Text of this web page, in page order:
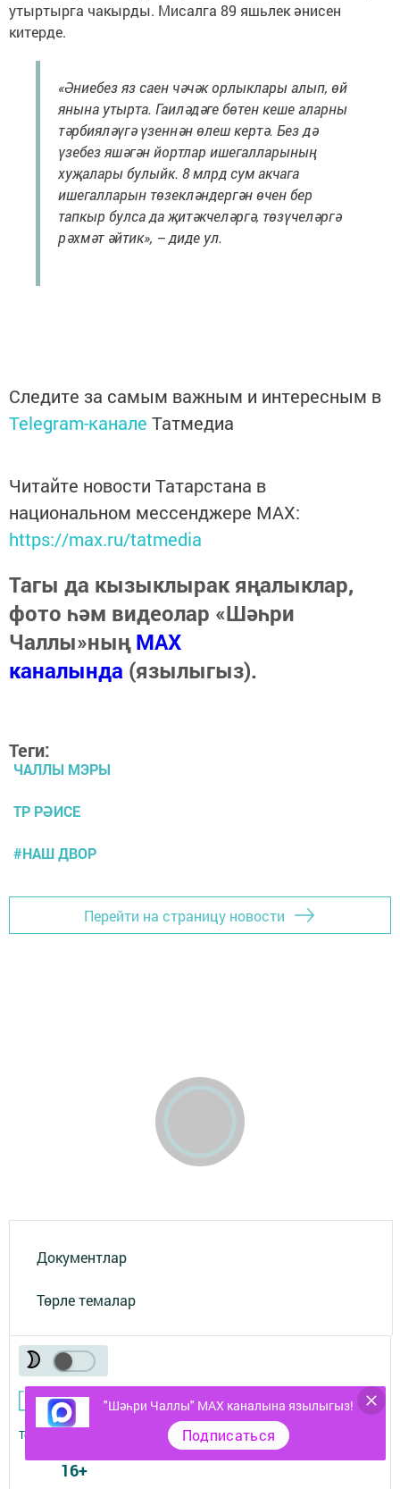
утыртырга чакырды. Мисалга 89 яшьлек әнисен
китерде.
«Әниебез яз саен чәчәк орлыклары алып, өй
янына утырта. Гаиләдәге бөтен кеше аларны
тәрбияләүгә үзеннән өлеш кертә. Без дә
үзебез яшәгән йортлар ишегалларының
хуҗалары булыйк. 8 млрд сум акчага
ишегалларын төзекләндергән өчен бер
тапкыр булса да җитәкчеләргә, төзүчеләргә
рәхмәт әйтик», – диде ул.
Следите за самым важным и интересным в
Telegram-канале Татмедиа
Читайте новости Татарстана в
национальном мессенджере MАХ:
https://max.ru/tatmedia
Тагы да кызыклырак яңалыклар,
фото һәм видеолар «Шәһри
Чаллы»ныңMAX
каналында (язылыгыз).
Теги:
ЧАЛЛЫ МЭРЫ
ТР РӘИСЕ
#НАШ ДВОР
Перейти на страницу новости
Документлар
Төрле темалар
"Шәһри Чаллы" MAX каналына язылыгыз!
Подписаться
Телефон АО «ТАТМЕДИА»: (843) 222 09 84
16+